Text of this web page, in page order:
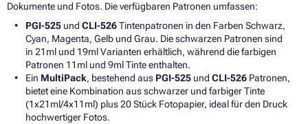
Dokumente und Fotos. Die verfügbaren Patronen umfassen:
PGI-525 und CLI-526Tintenpatronen in den Farben Schwarz,
Cyan, Magenta, Gelb und Grau. Die schwarzen Patronen sind
in 21ml und 19ml Varianten erhältlich, während die farbigen
Patronen 11ml und 9ml Tinte enthalten.
Ein MultiPack, bestehend aus PGI-525 und CLI-526 Patronen,
bietet eine Kombination aus schwarzer und farbiger Tinte
(1x21ml/4x11ml) plus 20 Stück Fotopapier, ideal für den Druck
hochwertiger Fotos.